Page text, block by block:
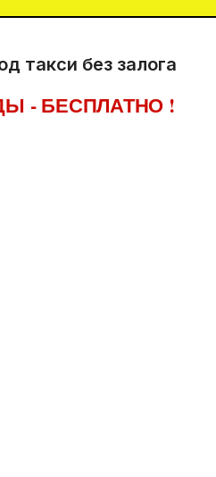
такси без залога
- БЕСПЛАТНО !